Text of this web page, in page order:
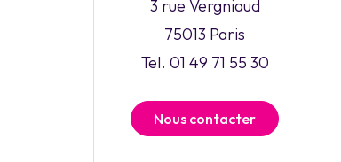
3 rue Vergniaud
75013 Paris
Tel. 01 49 71 55 30
Nous contacter